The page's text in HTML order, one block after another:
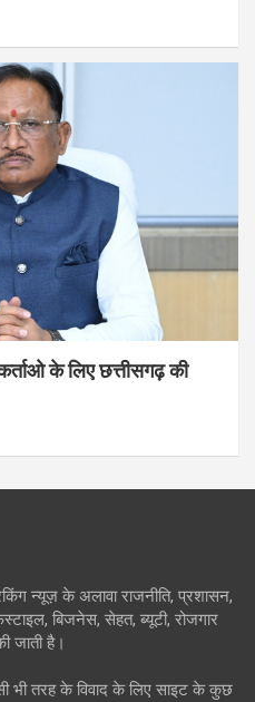
के लिए छत्तीसगढ़ की
न्यूज़ के अलावा राजनीति, प्रशासन,
बिजनेस, सेहत, ब्यूटी, रोजगार
जाती है।
भी तरह के विवाद के लिए साइट के कुछ